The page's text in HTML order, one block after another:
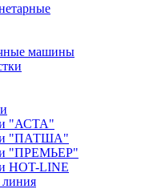
машины
"АСТА"
"ПАТША"
"ПРЕМЬЕР"
HOT-LINE